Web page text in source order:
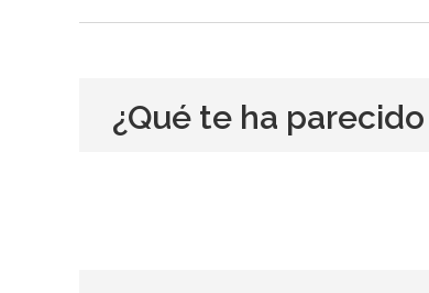
¿Qué te ha